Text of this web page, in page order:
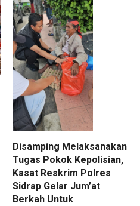
Disamping Melaksanakan
Tugas Pokok Kepolisian,
Kasat Reskrim Polres
Sidrap Gelar Jum’at
Berkah Untuk